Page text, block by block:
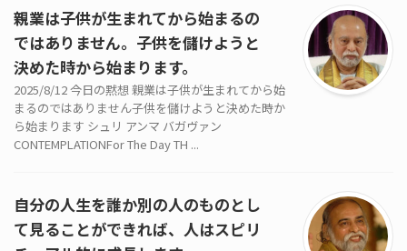
親業は子供が生まれてから始まるの
ではありません。子供を儲けようと
決めた時から始まります。
2025/8/12 今日の黙想 親業は子供が生まれてから始
まるのではありません子供を儲けようと決めた時か
ら始まります シュリ アンマ バガヴァン
CONTEMPLATIONFor The Day TH ...
自分の人生を誰か別の人のものとし
て見ることができれば、人はスピリ